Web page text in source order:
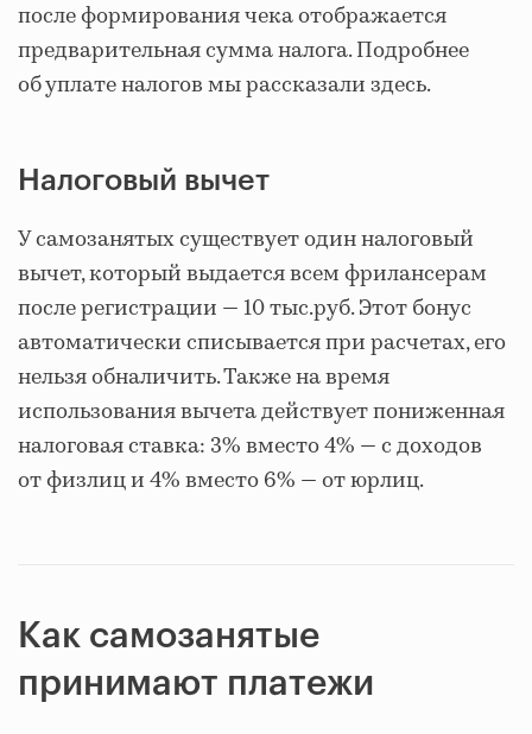
после формирования чека отображается
предварительная сумма налога. Подробнее
об уплате налогов мы рассказали здесь.
Налоговый вычет
У самозанятых существует один налоговый
вычет, который выдается всем фрилансерам
после регистрации — 10 тыс.руб. Этот бонус
автоматически списывается при расчетах, его
нельзя обналичить. Также на время
использования вычета действует пониженная
налоговая ставка: 3% вместо 4% — с доходов
от физлиц и 4% вместо 6% — от юрлиц.
Как самозанятые
принимают платежи